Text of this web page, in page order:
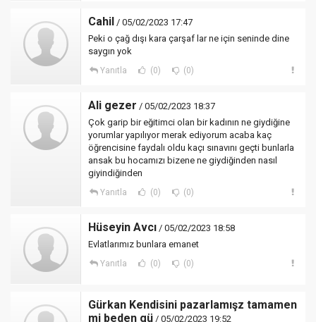
Cahil / 05/02/2023 17:47
Peki o çağ dışı kara çarşaf lar ne için seninde dine
saygın yok
Yanıtla (0) (0)
Ali gezer / 05/02/2023 18:37
Çok garip bir eğitimci olan bir kadının ne giydiğine
yorumlar yapılıyor merak ediyorum acaba kaç
öğrencisine faydalı oldu kaçı sınavını geçti bunlarla
ansak bu hocamızı bizene ne giydiğinden nasıl
giyindiğinden
Yanıtla (0) (0)
Hüseyin Avcı / 05/02/2023 18:58
Evlatlarımız bunlara emanet
Yanıtla (0) (0)
Gürkan Kendisini pazarlamışz tamamen
mi beden gü / 05/02/2023 19:52